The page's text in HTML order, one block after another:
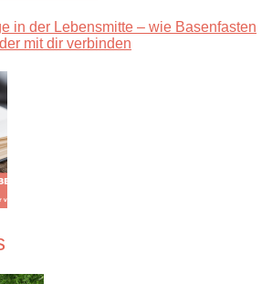
in der Lebensmitte – wie Basenfasten
mit dir verbinden